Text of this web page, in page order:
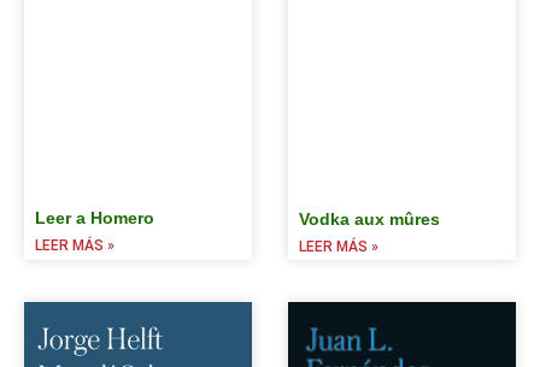
Leer a Homero
LEER MÁS »
Vodka aux mûres
LEER MÁS »